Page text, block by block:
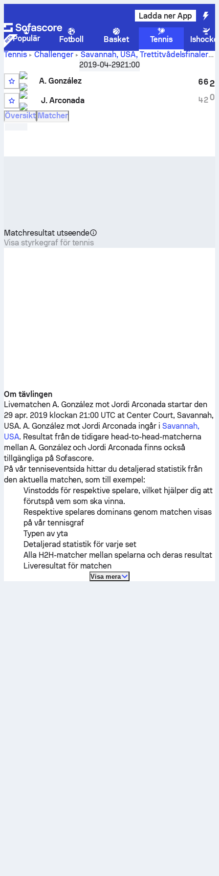
Ladda ner App
Populär Fotboll Basket Tennis
Tennis
Challenger Savannah, USA, Trettitvådelsfinaler
Liveresultat och H2H-resultat förA. González
Arconada
2019-04-2921:00
A. González
WC
J. Arconada
6
4
6
2
2
0
Översikt Matcher
Matchresultat utseende
Visa styrkegraf för tennis
Om tävlingen
Livematchen A. González motJordi Arconada startar den
29 apr. 2019 klockan 21:00 UTC at Center Court, Savannah,
USA. A. GonzálezmotJordi Arconada ingår i Savannah,
USA. Resultat från de tidigare head-to-head-matcherna
mellan A. GonzálezochJordi Arconada finns också
tillgängliga på Sofascore.
På vår tenniseventsida hittar du detaljerad statistik från
den aktuella matchen, som till exempel:
Vinstodds för respektive spelare, vilket hjälper dig att
förutspå vem som ska vinna.
Respektive spelares dominans genom matchen visas
på vår tennisgraf
Typen av yta
Detaljerad statistik för varje set
Alla H2H-matcher mellan spelarna och deras resultat
Liveresultat för matchen
Visa mera